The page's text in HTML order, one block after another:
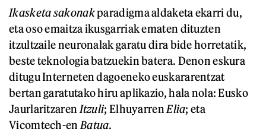
Ikasketa sakonakparadigma aldaketa ekarri du,
eta oso emaitza ikusgarriak ematen dituzten
itzultzaile neuronalak garatu dira bide horretatik,
beste teknologia batzuekin batera. Denon eskura
ditugu Interneten dagoeneko euskararentzat
bertan garatutako hiru aplikazio, hala nola: Eusko
Jaurlaritzaren Itzuli; Elhuyarren Elia; eta
Vicomtech-en Batua.